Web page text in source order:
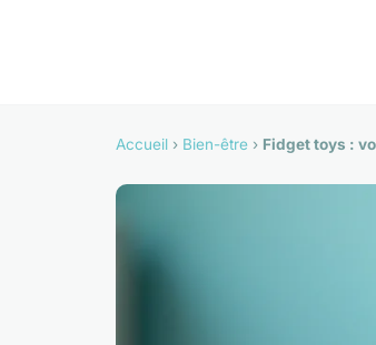
Accueil › Bien-être › Fidget toys :